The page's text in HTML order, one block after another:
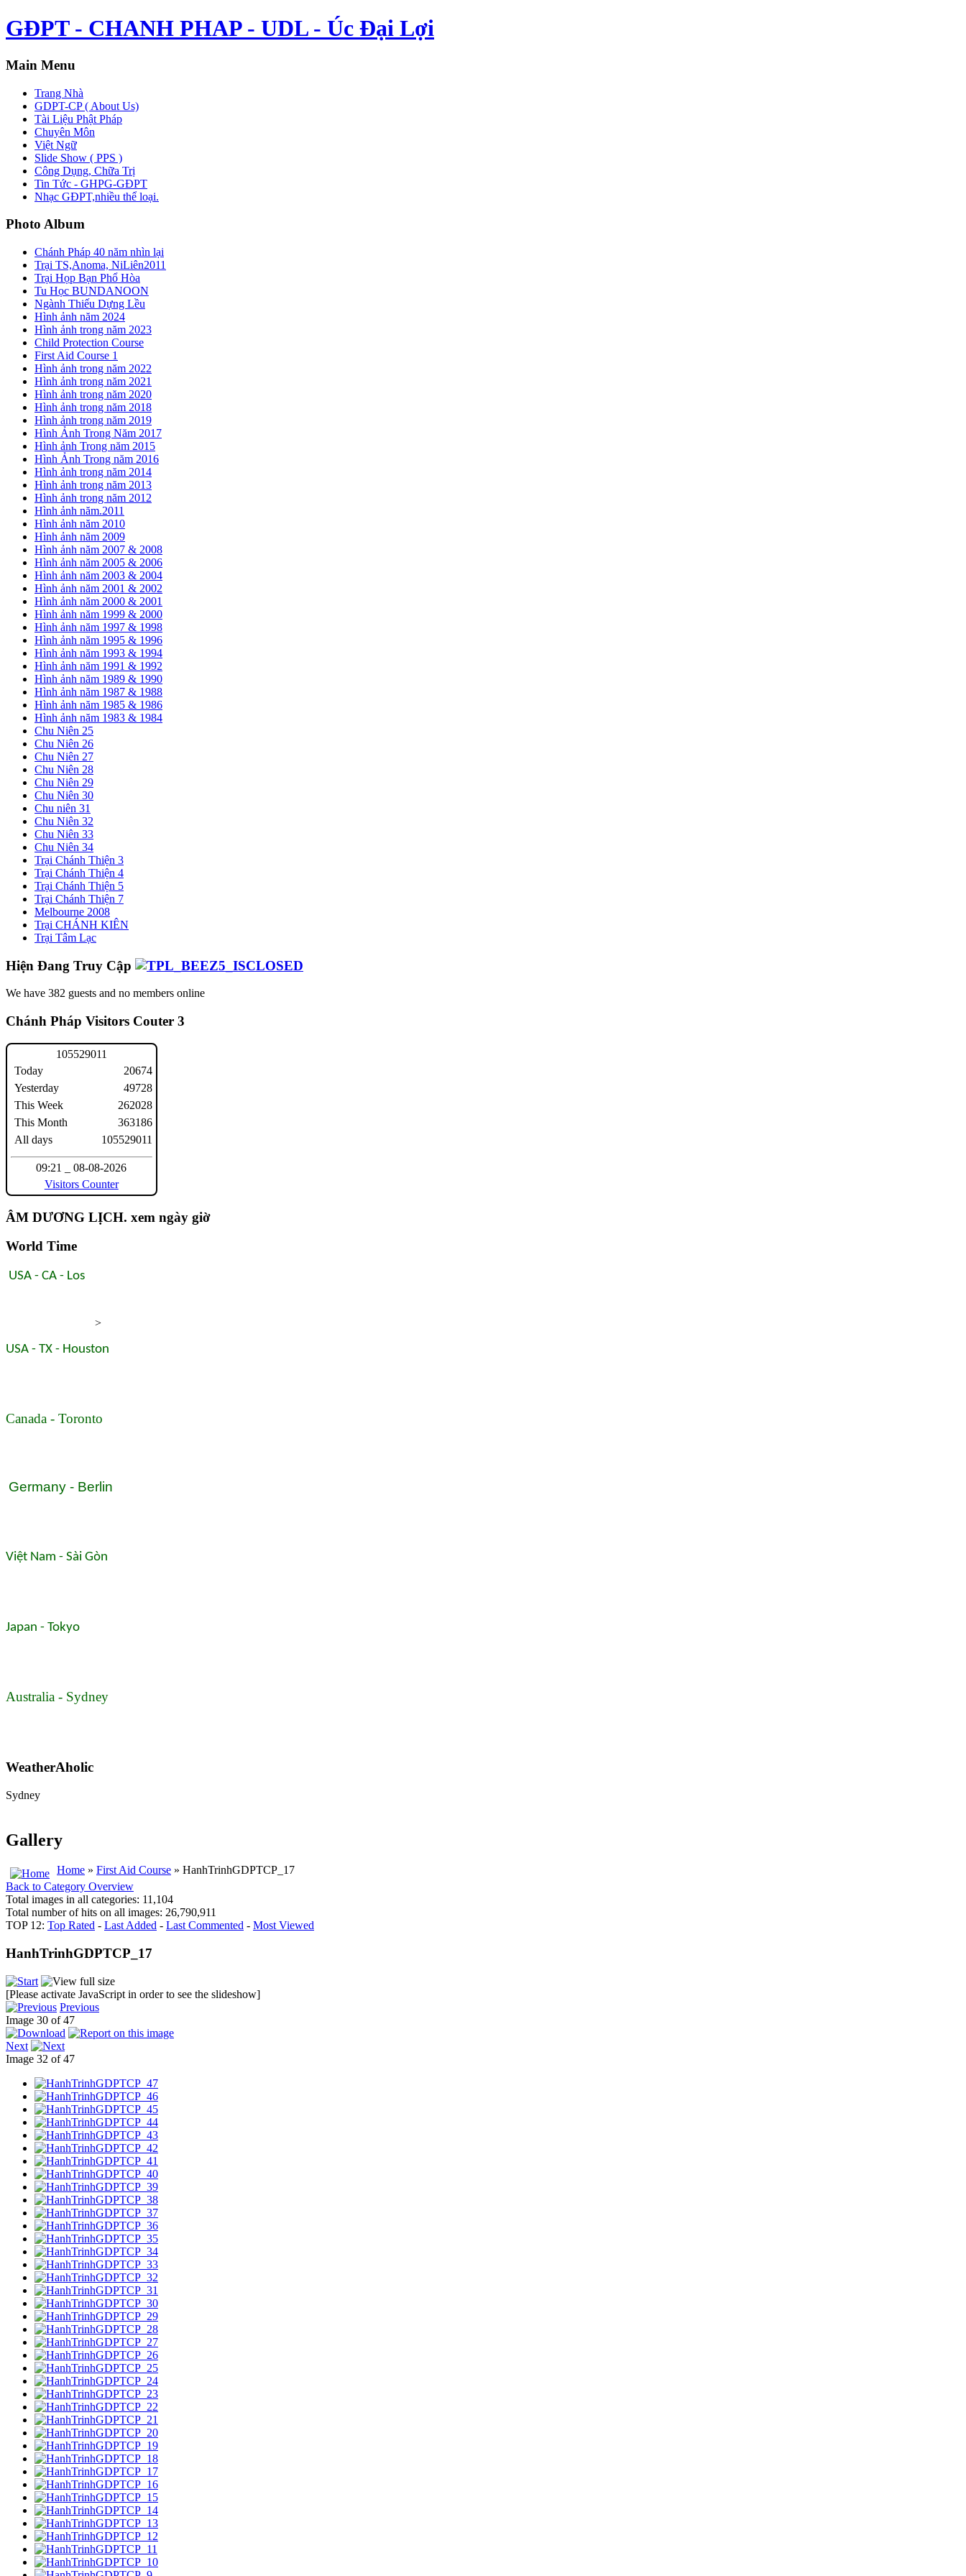
GĐPT - CHANH PHAP - UDL - Úc Đại Lợi
Main Menu
Trang Nhà
GDPT-CP ( About Us)
Tài Liệu Phật Pháp
Chuyên Môn
Việt Ngữ
Slide Show ( PPS )
Công Dụng, Chữa Trị
Tin Tức - GHPG-GĐPT
Nhạc GĐPT,nhiều thể loại.
Photo Album
Chánh Pháp 40 năm nhìn lại
Trại TS,Anoma, NiLiên2011
Trại Họp Bạn Phổ Hòa
Tu Học BUNDANOON
Ngành Thiếu Dựng Lều
Hình ảnh năm 2024
Hình ảnh trong năm 2023
Child Protection Course
First Aid Course 1
Hình ảnh trong năm 2022
Hình ảnh trong năm 2021
Hình ảnh trong năm 2020
Hình ảnh trong năm 2018
Hình ảnh trong năm 2019
Hình Ảnh Trong Năm 2017
Hình ảnh Trong năm 2015
Hình Ảnh Trong năm 2016
Hình ảnh trong năm 2014
Hình ảnh trong năm 2013
Hình ảnh trong năm 2012
Hình ảnh năm.2011
Hình ảnh năm 2010
Hình ảnh năm 2009
Hình ảnh năm 2007 & 2008
Hình ảnh năm 2005 & 2006
Hình ảnh năm 2003 & 2004
Hình ảnh năm 2001 & 2002
Hình ảnh năm 2000 & 2001
Hình ảnh năm 1999 & 2000
Hình ảnh năm 1997 & 1998
Hình ảnh năm 1995 & 1996
Hình ảnh năm 1993 & 1994
Hình ảnh năm 1991 & 1992
Hình ảnh năm 1989 & 1990
Hình ảnh năm 1987 & 1988
Hình ảnh năm 1985 & 1986
Hình ảnh năm 1983 & 1984
Chu Niên 25
Chu Niên 26
Chu Niên 27
Chu Niên 28
Chu Niên 29
Chu Niên 30
Chu niên 31
Chu Niên 32
Chu Niên 33
Chu Niên 34
Trại Chánh Thiện 3
Trại Chánh Thiện 4
Trại Chánh Thiện 5
Trại Chánh Thiện 7
Melbourne 2008
Trại CHÁNH KIÊN
Trại Tâm Lạc
Hiện Đang Truy Cập
We have 382 guests and no members online
Chánh Pháp Visitors Couter 3
105529011
Today
Yesterday
This Week
This Month
All days
20674
49728
262028
363186
105529011
09:21 _ 08-08-2026
Visitors Counter
ÂM DƯƠNG LỊCH. xem ngày giờ
World Time
USA - CA - Los
>
USA - TX - Houston
Canada - Toronto
Germany - Berlin
Việt Nam - Sài Gòn
Japan - Tokyo
Australia - Sydney
WeatherAholic
Sydney
Gallery
Home » First Aid Course » HanhTrinhGDPTCP_17
Back to Category Overview
Total images in all categories: 11,104
Total number of hits on all images: 26,790,911
TOP 12: Top Rated - Last Added - Last Commented - Most Viewed
HanhTrinhGDPTCP_17
[Please activate JavaScript in order to see the slideshow]
Previous
Image 30 of 47
Next
Image 32 of 47